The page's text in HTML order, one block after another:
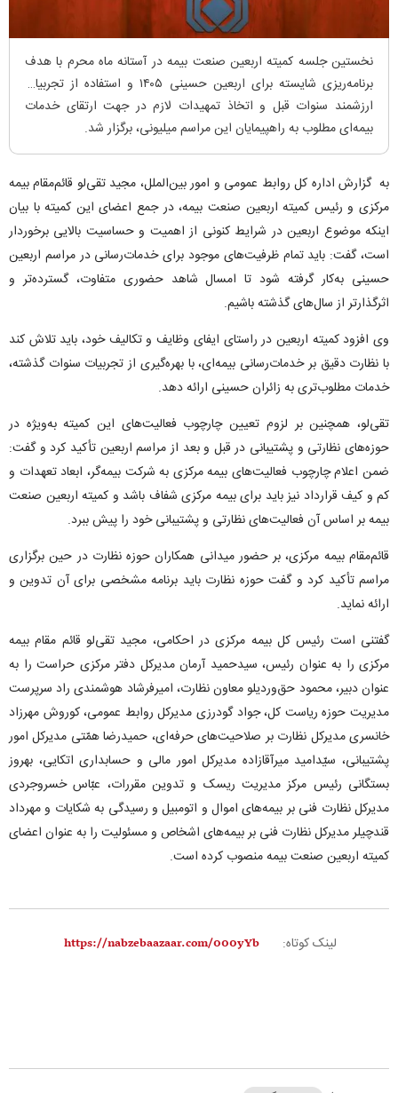
نخستین جلسه کمیته اربعین صنعت بیمه در آستانه ماه محرم با هدف
برنامه‌ریزی شایسته برای اربعین حسینی ۱۴۰۵ و استفاده از تجربیات
ارزشمند سنوات قبل و اتخاذ تمهیدات لازم در جهت ارتقای خدمات
بیمه‌ای مطلوب به راهپیمایان این مراسم میلیونی، برگزار شد.
به گزارش اداره کل روابط عمومی و امور بین‌الملل، مجید تقی‌لو قائم‌مقام بیمه
مرکزی و رئیس کمیته اربعین صنعت بیمه، در جمع اعضای این کمیته با بیان
اینکه موضوع اربعین در شرایط کنونی از اهمیت و حساسیت بالایی برخوردار
است، گفت: باید تمام ظرفیت‌های موجود برای خدمات‌رسانی در مراسم اربعین
حسینی به‌کار گرفته شود تا امسال شاهد حضوری متفاوت، گسترده‌تر و
اثرگذارتر از سال‌های گذشته باشیم.
وی افزود کمیته اربعین در راستای ایفای وظایف و تکالیف خود، باید تلاش کند
با نظارت دقیق بر خدمات‌رسانی بیمه‌ای، با بهره‌گیری از تجربیات سنوات گذشته،
خدمات مطلوب‌تری به زائران حسینی ارائه دهد.
تقی‌لو، همچنین بر لزوم تعیین چارچوب فعالیت‌های این کمیته به‌ویژه در
حوزه‌های نظارتی و پشتیبانی در قبل و بعد از مراسم اربعین تأکید کرد و گفت:
ضمن اعلام چارچوب فعالیت‌های بیمه مرکزی به شرکت بیمه‌گر، ابعاد تعهدات و
کم و کیف قرارداد نیز باید برای بیمه مرکزی شفاف باشد و کمیته اربعین صنعت
بیمه بر اساس آن فعالیت‌های نظارتی و پشتیبانی خود را پیش ببرد.
قائم‌مقام بیمه مرکزی، بر حضور میدانی همکاران حوزه نظارت در حین برگزاری
مراسم تأکید کرد و گفت حوزه نظارت باید برنامه مشخصی برای آن تدوین و
ارائه نماید.
گفتنی است رئیس کل بیمه مرکزی در احکامی، مجید تقی‌لو قائم مقام بیمه
مرکزی را به عنوان رئیس، سیدحمید آرمان مدیرکل دفتر مرکزی حراست را به
عنوان دبیر، محمود حق‌وردیلو معاون نظارت، امیرفرشاد هوشمندی راد سرپرست
مدیریت حوزه ریاست کل، جواد گودرزی مدیرکل روابط عمومی، کوروش مهرزاد
خانسری مدیرکل نظارت بر صلاحیت‌های حرفه‌ای، حمیدرضا همّتی مدیرکل امور
پشتیبانی، سیّدامید میرآقازاده مدیرکل امور مالی و حسابداری اتکایی، بهروز
بستگانی رئیس مرکز مدیریت ریسک و تدوین مقررات، عبّاس خسروجردی
مدیرکل نظارت فنی بر بیمه‌های اموال و اتومبیل و رسیدگی به شکایات و مهرداد
قندچیلر مدیرکل نظارت فنی بر بیمه‌های اشخاص و مسئولیت را به عنوان اعضای
کمیته اربعین صنعت بیمه منصوب کرده است.
لینک کوتاه: